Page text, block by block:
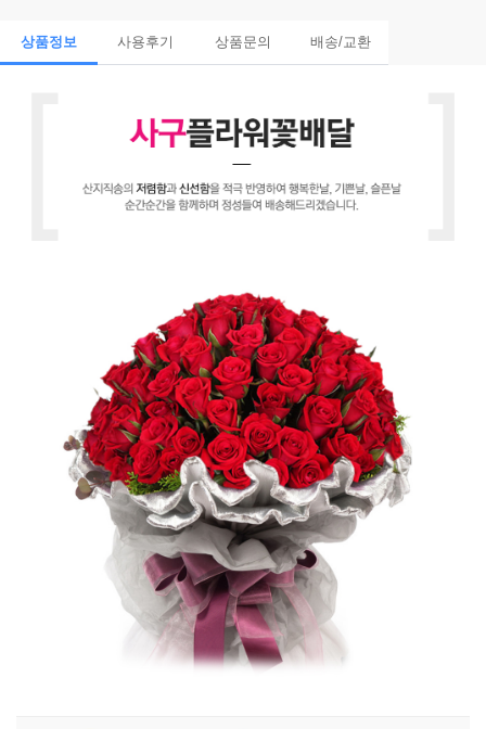
상품정보 사용후기 상품문의 배송/교환